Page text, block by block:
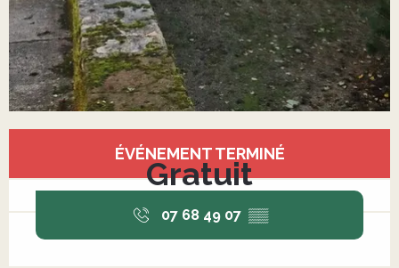
Ouverture et coordonnées
ÉVÉNEMENT TERMINÉ
Gratuit
07 68 49 07 ▒▒